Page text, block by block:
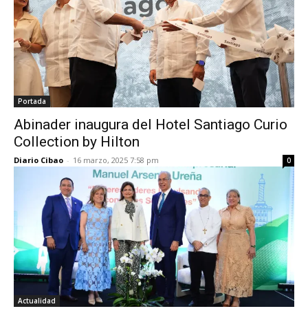
Portada
Abinader inaugura del Hotel Santiago Curio
Collection by Hilton
Diario Cibao - 16 marzo, 2025 7:58 pm 0
Actualidad